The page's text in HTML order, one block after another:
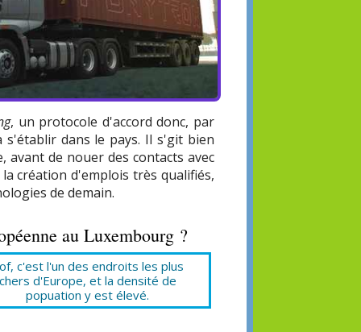
, un protocole d'accord donc, par
s'établir dans le pays. Il s'git bien
avant de nouer des contacts avec
création d'emplois très qualifiés,
de demain.
au Luxembourg ?
c'est l'un des endroits les plus
chers d'Europe, et la densité de
popuation y est élevé.